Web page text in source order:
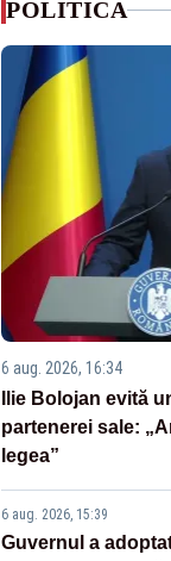
POLITICA
6 aug. 2026, 16:34
Ilie Bolojan evită
partenerei sale:
legea”
6 aug. 2026, 15:39
Guvernul a